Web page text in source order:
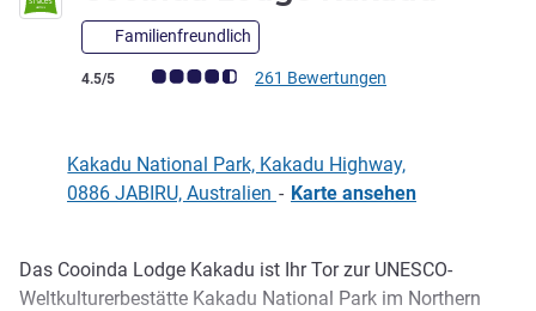
Familienfreundlich
Note Kundenmeinungen (Bewertung ALL)
4.5/5 261 Bewertungen
Kakadu National Park, Kakadu Highway,
0886 JABIRU, Australien - Karte ansehen
Das Cooinda Lodge Kakadu ist Ihr Tor zur UNESCO-
Weltkulturerbestätte Kakadu National Park im Northern